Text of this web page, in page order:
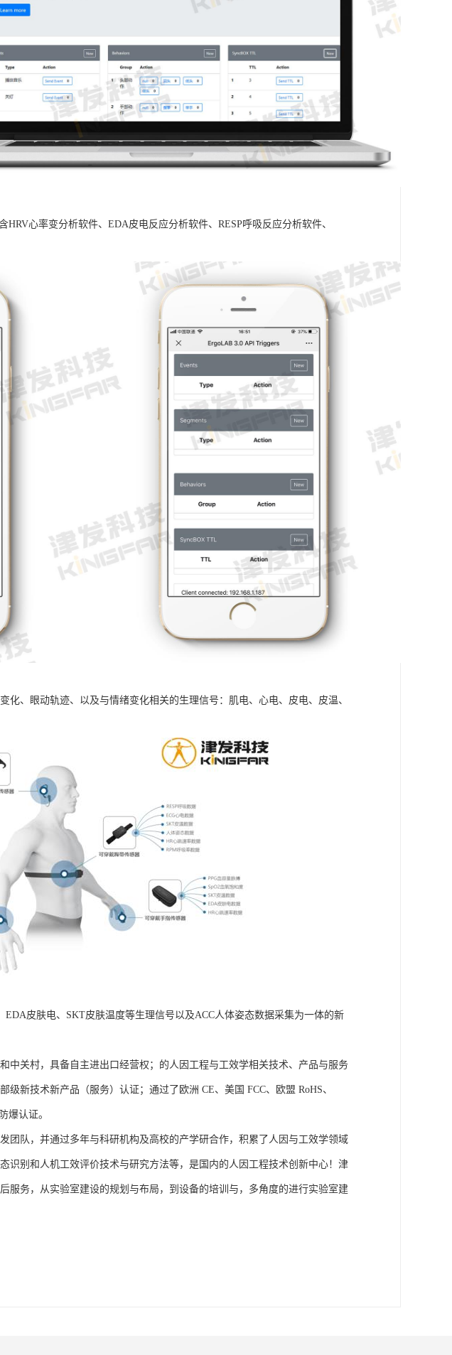
心率变分析软件、EDA皮电反应分析软件、RESP呼吸反应分析软件、
化、眼动轨迹、以及与情绪变化相关的生理信号：肌电、心电、皮电、皮温、
皮肤电、SKT皮肤温度等生理信号以及ACC人体姿态数据采集为一体的新
中关村，具备自主进出口经营权；的人因工程与工效学相关技术、产品与服务
新技术新产品（服务）认证；通过了欧洲 CE、美国 FCC、欧盟 RoHS、
爆认证。
团队，并通过多年与科研机构及高校的产学研合作，积累了人因与工效学领域
识别和人机工效评价技术与研究方法等，是国内的人因工程技术创新中心！津
服务，从实验室建设的规划与布局，到设备的培训与，多角度的进行实验室建